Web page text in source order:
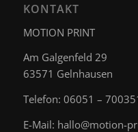
KONTAKT
MOTION PRINT
Am Galgenfeld 29
63571 Gelnhausen
Telefon: 06051 –
E-Mail: hallo@motion-